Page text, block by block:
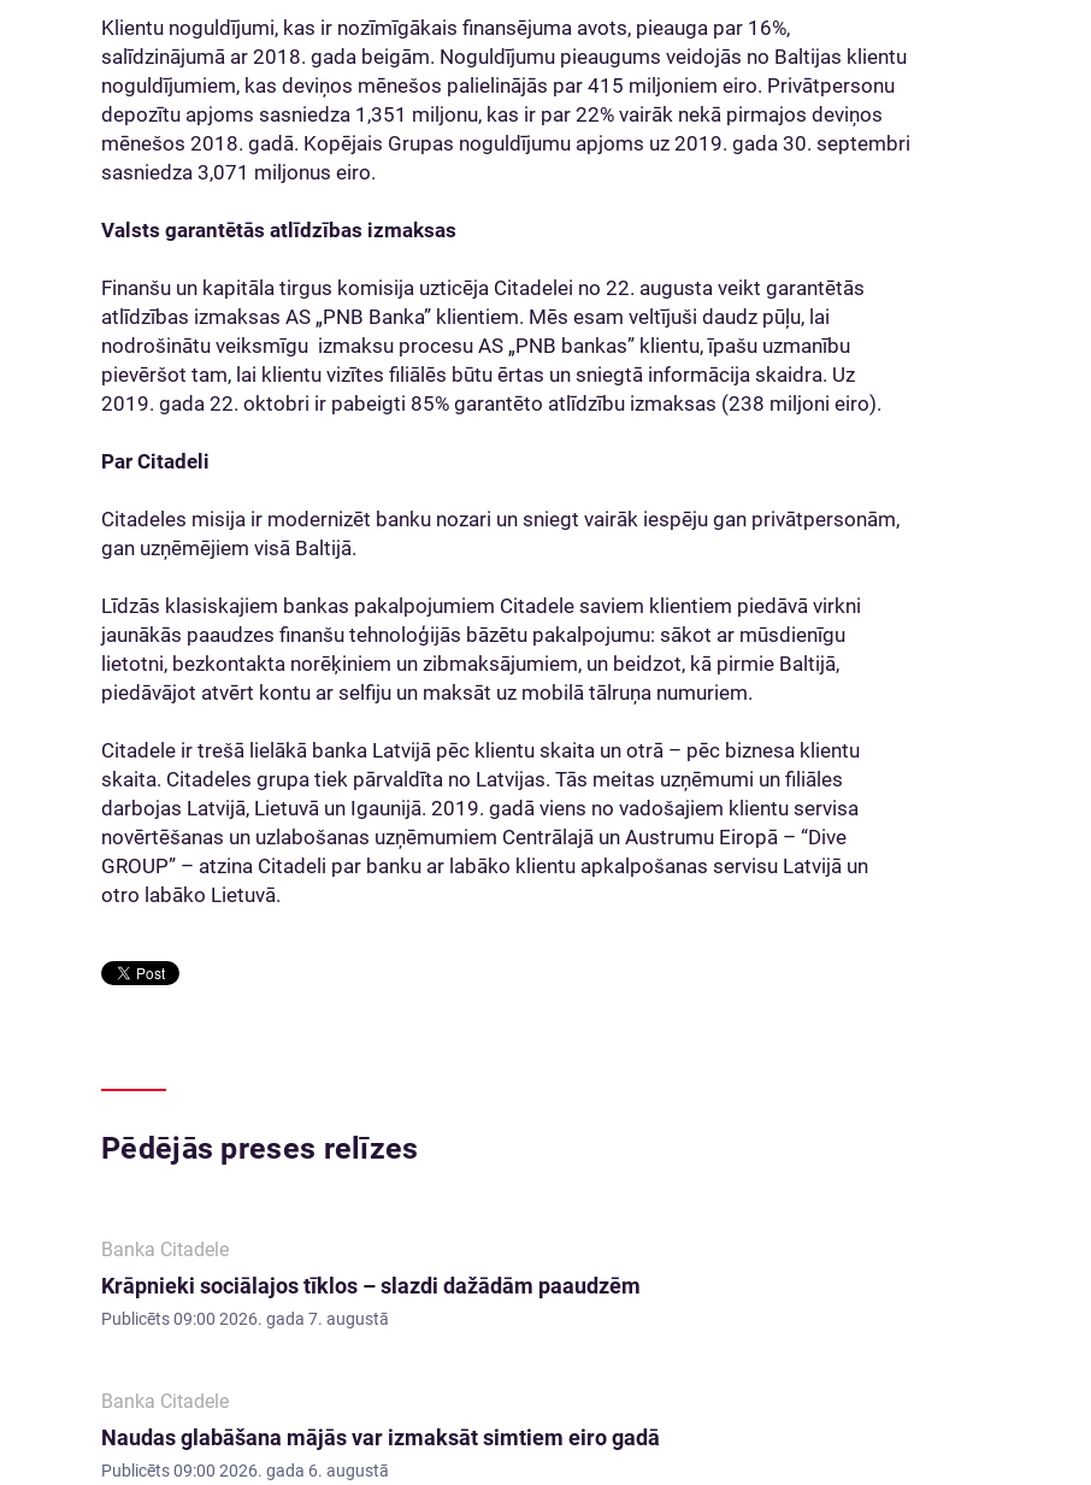
Klientu noguldījumi, kas ir nozīmīgākais finansējuma avots, pieauga par 16%,
salīdzinājumā ar 2018. gada beigām. Noguldījumu pieaugums veidojās no Baltijas klientu
noguldījumiem, kas deviņos mēnešos palielinājās par 415 miljoniem eiro. Privātpersonu
depozītu apjoms sasniedza 1,351 miljonu, kas ir par 22% vairāk nekā pirmajos deviņos
mēnešos 2018. gadā. Kopējais Grupas noguldījumu apjoms uz 2019. gada 30. septembri
sasniedza 3,071 miljonus eiro.
Valsts garantētās atlīdzības izmaksas
Finanšu un kapitāla tirgus komisija uzticēja Citadelei no 22. augusta veikt garantētās
atlīdzības izmaksas AS „PNB Banka” klientiem. Mēs esam veltījuši daudz pūļu, lai
nodrošinātu veiksmīgu izmaksu procesu AS „PNB bankas” klientu, īpašu uzmanību
pievēršot tam, lai klientu vizītes filiālēs būtu ērtas un sniegtā informācija skaidra. Uz
2019. gada 22. oktobri ir pabeigti 85% garantēto atlīdzību izmaksas (238 miljoni eiro).
Par Citadeli
Citadeles misija ir modernizēt banku nozari un sniegt vairāk iespēju gan privātpersonām,
gan uzņēmējiem visā Baltijā.
Līdzās klasiskajiem bankas pakalpojumiem Citadele saviem klientiem piedāvā virkni
jaunākās paaudzes finanšu tehnoloģijās bāzētu pakalpojumu: sākot ar mūsdienīgu
lietotni, bezkontakta norēķiniem un zibmaksājumiem, un beidzot, kā pirmie Baltijā,
piedāvājot atvērt kontu ar selfiju un maksāt uz mobilā tālruņa numuriem.
Citadele ir trešā lielākā banka Latvijā pēc klientu skaita un otrā – pēc biznesa klientu
skaita. Citadeles grupa tiek pārvaldīta no Latvijas. Tās meitas uzņēmumi un filiāles
darbojas Latvijā, Lietuvā un Igaunijā. 2019. gadā viens no vadošajiem klientu servisa
novērtēšanas un uzlabošanas uzņēmumiem Centrālajā un Austrumu Eiropā – “Dive
GROUP” – atzina Citadeli par banku ar labāko klientu apkalpošanas servisu Latvijā un
otro labāko Lietuvā.
Pēdējās preses relīzes
Banka Citadele
Krāpnieki sociālajos tīklos – slazdi dažādām paaudzēm
Publicēts09:00 2026. gada 7. augustā
Banka Citadele
Naudas glabāšana mājās var izmaksāt simtiem eiro gadā
Publicēts09:00 2026. gada 6. augustā